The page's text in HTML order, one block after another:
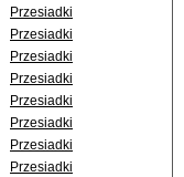
Przesiadki
Przesiadki
Przesiadki
Przesiadki
Przesiadki
Przesiadki
Przesiadki
Przesiadki